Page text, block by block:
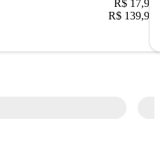
R$ 17,90
R$ 139,90